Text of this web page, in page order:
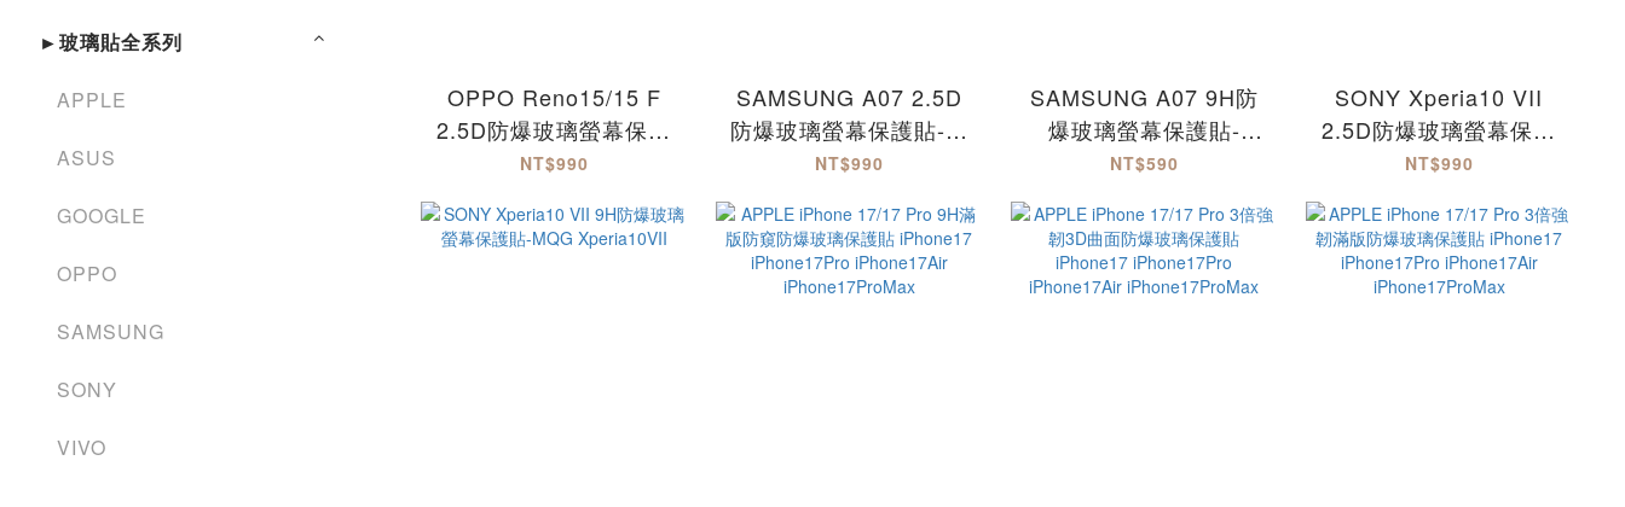
►玻璃貼全系列
APPLE
ASUS
GOOGLE
OPPO
SAMSUNG
SONY
VIVO
OPPO Reno15/15 F
2.5D防爆玻璃螢幕保護
貼-滿版 Reno15
NT$990
SAMSUNG A07 2.5D
防爆玻璃螢幕保護貼-滿
版
NT$990
SAMSUNG A07 9H防
爆玻璃螢幕保護貼-
MQG
NT$590
SONY Xperia10 VII
2.5D防爆玻璃螢幕保護
貼-滿版 Xperia10VII
NT$990